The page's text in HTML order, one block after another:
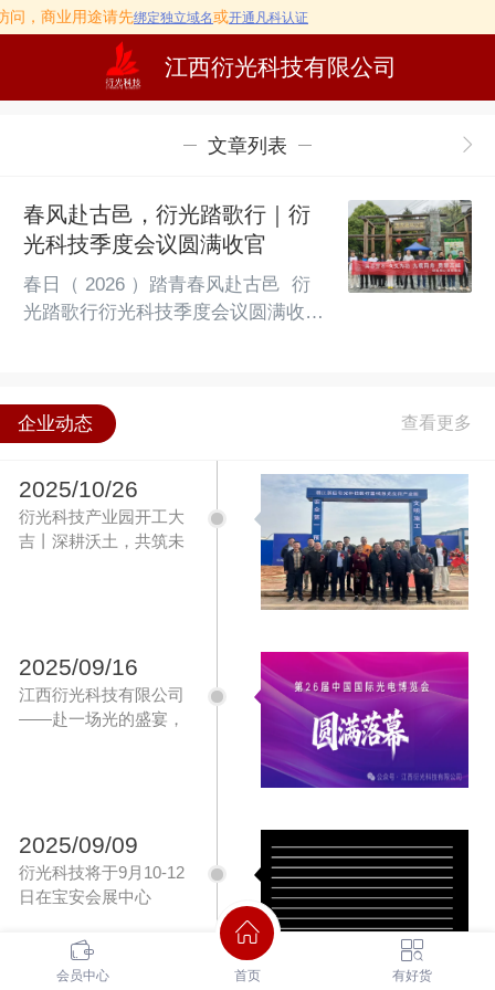
，商业用途请先绑定独立域名或开通凡科认证
江西衍光科技有限公司
文章列表
春风赴古邑，衍光踏歌行｜衍
光科技季度会议圆满收官
春日（ 2026 ）踏青春风赴古邑  衍
光踏歌行衍光科技季度会议圆满收官
为期两天半的春日之旅。我们穿行于
篁岭的粉墙黛瓦，躬身茶园采摘新
绿，漫步瀑布与古镇，在烟火美食里
共叙温情，把春光与欢笑，都写进这
段难忘的旅程。TWO篁岭揽胜：云
端古村，春景入画首站抵达篁岭景
区，这座悬于山崖的古村，被春日绿
企业动态
2025/10/26
衍光科技产业园开工大
吉丨深耕沃土，共筑未
2025/09/16
江西衍光科技有限公司
——赴一场光的盛宴，
2025/09/09
衍光科技将于9月10-12
日在宝安会展中心
会员中心 首页 有好货